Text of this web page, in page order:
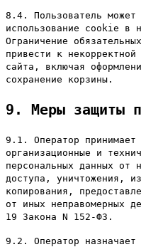
8.4. Пользователь может
использование cookie в
Ограничение
привести к
сайта, включая
сохранение корзины.
9. Меры защиты
9.1. Оператор принимает
организационные и
персональных данных от
доступа, уничтожения,
копирования,
от иных неправомерных
19 Закона N 152-ФЗ.
9.2. Оператор назначает